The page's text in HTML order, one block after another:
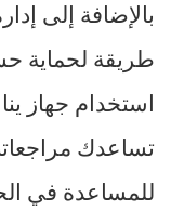
بالإضافة إلى
طريقة لحماية
استخدام جهاز
تساعدك
للمساعدة في